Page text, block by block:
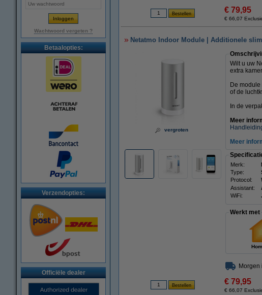
Wachtwoord vergeten ?
Betaalopties:
Verzendopties:
Officiële dealer
€ 79,95
€ 66,07
Netatmo Indoor Module | Additionele
vergroten
Wilt u uw
extra
De
of de
In de
Meer
Meer
Merk:
Type:
Protocol:
Assistant:
WiFi:
Werkt met
Morgen
€ 79,95
€ 66,07